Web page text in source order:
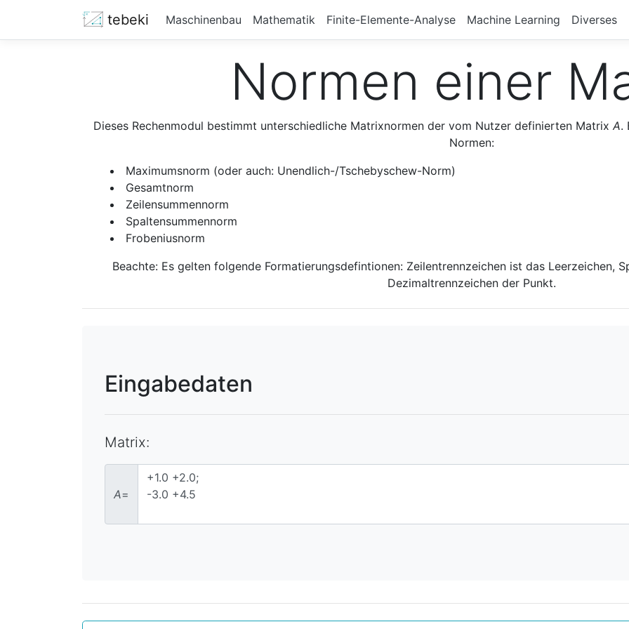
tebeki Maschinenbau Mathematik Finite-Elemente-Analyse Machine Learning Diverses
Normen einer
Dieses Rechenmodul bestimmt unterschiedliche Matrixnormen der vom Nutzer definierten Matrix A.
Normen:
Maximumsnorm (oder auch: Unendlich-/Tschebyschew-Norm)
Gesamtnorm
Zeilensummennorm
Spaltensummennorm
Frobeniusnorm
Beachte: Es gelten folgende Formatierungsdefintionen: Zeilentrennzeichen ist das Leerzeichen,
Dezimaltrennzeichen der Punkt.
Eingabedaten
Matrix:
A=